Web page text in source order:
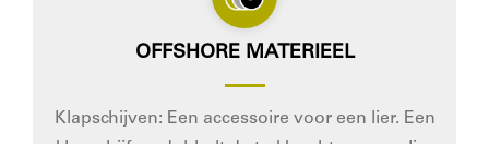
OFFSHORE MATERIEEL
Klapschijven: Een accessoire voor een lier. Een